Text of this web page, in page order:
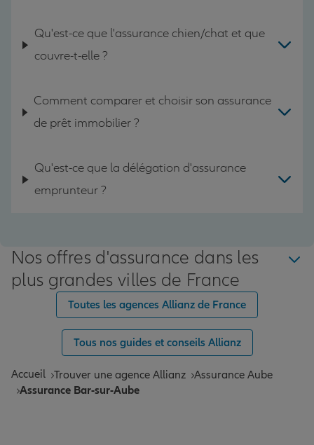
Qu'est-ce que l'assurance chien/chat et que
couvre-t-elle ?
Comment comparer et choisir son assurance
de prêt immobilier ?
Qu'est-ce que la délégation d'assurance
emprunteur ?
Nos offres d'assurance dans les
plus grandes villes de France
Toutes les agences Allianz de France
Tous nos guides et conseils Allianz
Accueil Trouver une agence Allianz Assurance Aube
Assurance Bar-sur-Aube